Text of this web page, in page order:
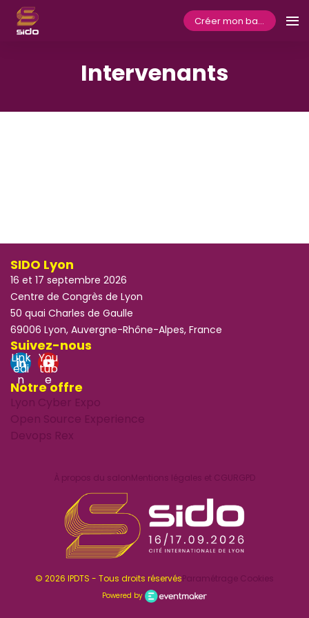
Créer mon badge
Intervenants
SIDO Lyon
16 et 17 septembre 2026
Centre de Congrès de Lyon
50 quai Charles de Gaulle
69006 Lyon, Auvergne-Rhône-Alpes, France
Suivez-nous
Link
edi
n
You
tub
e
Notre offre
Lyon Cyber Expo
Open Source Experience
Devops Rex
À propos du salonMentions légales et CGURGPD
© 2026 IPDTS - Tous droits réservésParamétrage Cookies
Powered by